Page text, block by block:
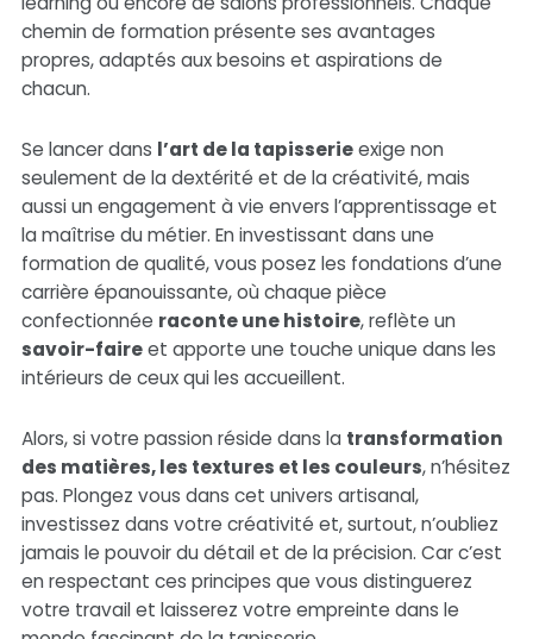
chemin de formation présente ses avantages
propres, adaptés aux besoins et aspirations de
chacun.
Se lancer dans l’art de la tapisserieexige non
seulement de la dextérité et de la créativité, mais
aussi un engagement à vie envers l’apprentissage et
la maîtrise du métier. En investissant dans une
formation de qualité, vous posez les fondations d’une
carrière épanouissante, où chaque pièce
confectionnée raconte une histoire, reflète un
savoir-faireet apporte une touche unique dans les
intérieurs de ceux qui les accueillent.
Alors, si votre passion réside dans la transformation
des matières, les textures et les couleurs, n’hésitez
pas. Plongez vous dans cet univers artisanal,
investissez dans votre créativité et, surtout, n’oubliez
jamais le pouvoir du détail et de la précision. Car c’est
en respectant ces principes que vous distinguerez
votre travail et laisserez votre empreinte dans le